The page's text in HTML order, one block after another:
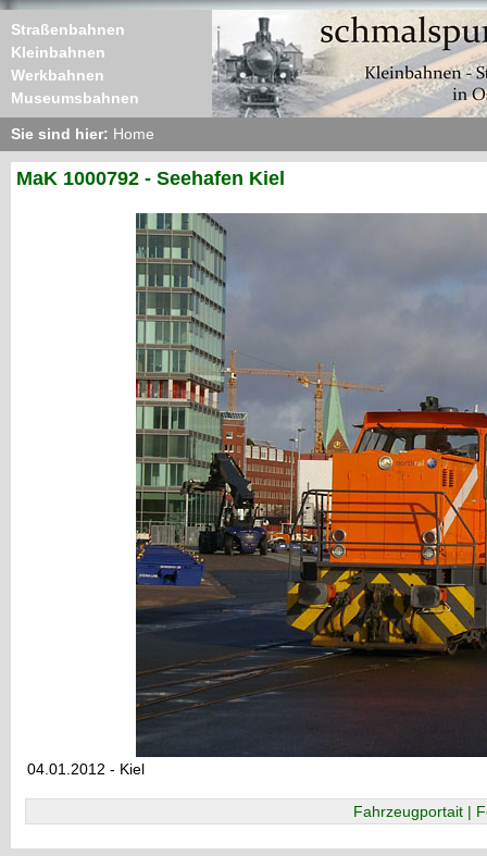
Straßenbahnen
Kleinbahnen
Werkbahnen
Museumsbahnen
Sie sind hier: Home
MaK 1000792 - Seehafen Kiel
04.01.2012 - Kiel
Fahrzeugportait |